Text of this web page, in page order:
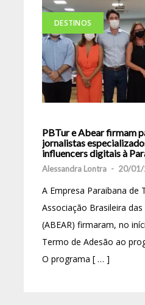
DESTINOS
PBTur e Abear firmam
jornalistas
influencers digitais à
Alessandra Lontra - 20/
A Empresa Paraibana de
Associação Brasileira
(ABEAR) firmaram, no
Termo de Adesão ao
O programa [ … ]